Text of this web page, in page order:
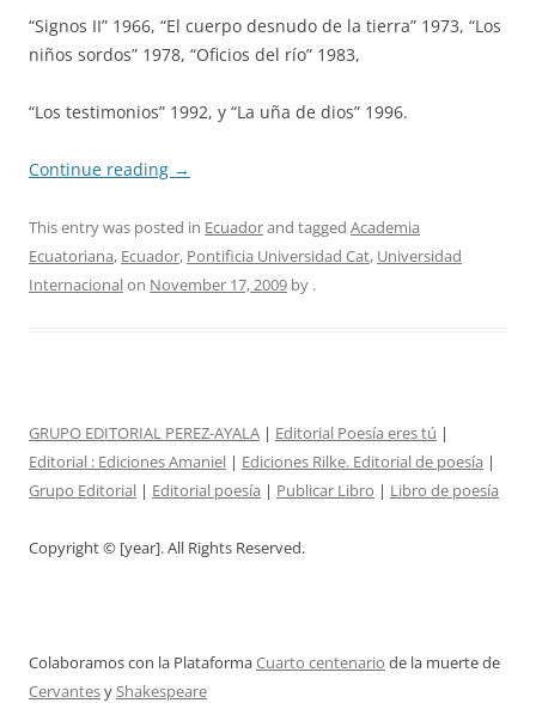
“Signos II” 1966, “El cuerpo desnudo de la tierra” 1973, “Los
niños sordos” 1978, “Oficios del río” 1983,
“Los testimonios” 1992, y “La uña de dios” 1996.
Continue reading →
This entry was posted in Ecuadorand tagged Academia
Ecuatoriana, Ecuador, Pontificia Universidad Cat, Universidad
Internacionalon November 17, 2009 by .
GRUPO EDITORIAL PEREZ-AYALA | Editorial Poesía eres tú |
Editorial : Ediciones Amaniel | Ediciones Rilke. Editorial de poesía |
Grupo Editorial | Editorial poesía | Publicar Libro | Libro de poesía
Copyright © [year]. All Rights Reserved.
Colaboramos con la PlataformaCuarto centenario de la muerte de
CervantesyShakespeare